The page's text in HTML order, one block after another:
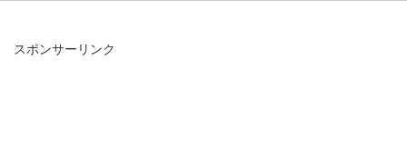
スポンサーリンク